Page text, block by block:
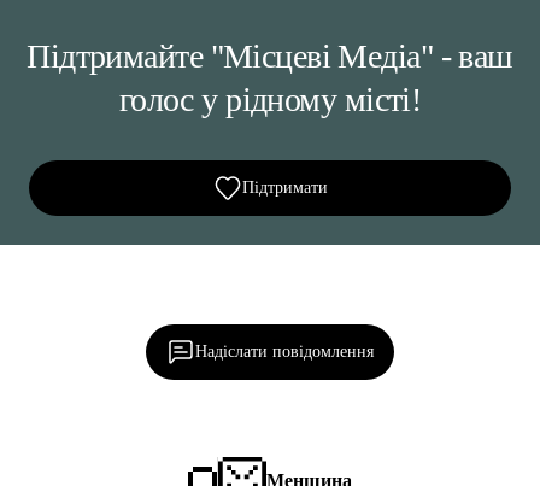
Підтримайте "Місцеві Медіа" - ваш
голос у рідному місті!
Підтримати
Надіслати повідомлення
Менщина